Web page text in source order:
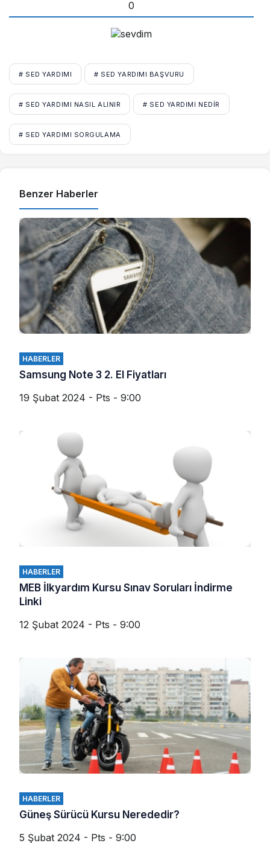
0
# SED YARDIMI # SED YARDIMI BAŞVURU
# SED YARDIMI NASIL ALINIR # SED YARDIMI NEDIR
# SED YARDIMI SORGULAMA
Benzer Haberler
HABERLER
Samsung Note 3 2. El Fiyatları
19 Şubat 2024 - Pts - 9:00
HABERLER
MEB İlkyardım Kursu Sınav Soruları İndirme
Linki
12 Şubat 2024 - Pts - 9:00
HABERLER
Güneş Sürücü Kursu Nerededir?
5 Şubat 2024 - Pts - 9:00